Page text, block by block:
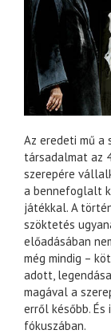
Az eredeti mű a
társadalmat az
szerepére
a bennefoglalt
játékkal. A
szöktetés
előadásában
még mindig –
adott,
magával a
erről később.
fókuszában.